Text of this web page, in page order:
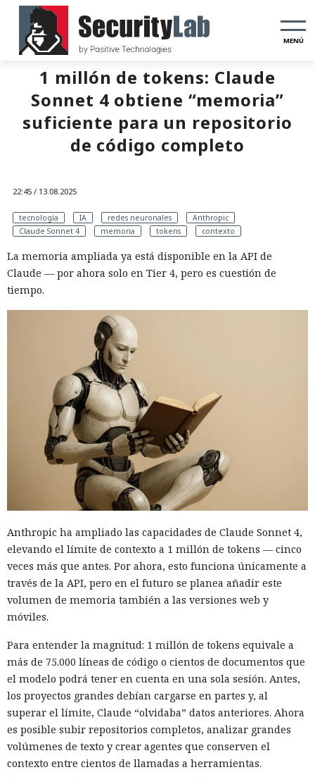
MENÚ
1 millón de tokens: Claude
Sonnet 4 obtiene “memoria”
suficiente para un repositorio
de código completo
22:45 / 13.08.2025
tecnología IA redes neuronales
Anthropic
Claude Sonnet 4
memoria tokens contexto
La memoria ampliada ya está disponible en la API de
Claude — por ahora solo en Tier 4, pero es cuestión de
tiempo.
Anthropic ha ampliado las capacidades de Claude Sonnet 4,
elevando el límite de contexto a 1 millón de tokens — cinco
veces más que antes. Por ahora, esto funciona únicamente a
través de la API, pero en el futuro se planea añadir este
volumen de memoria también a las versiones web y
móviles.
Para entender la magnitud: 1 millón de tokens equivale a
más de 75.000 líneas de código o cientos de documentos que
el modelo podrá tener en cuenta en una sola sesión. Antes,
los proyectos grandes debían cargarse en partes y, al
superar el límite, Claude “olvidaba” datos anteriores. Ahora
es posible subir repositorios completos, analizar grandes
volúmenes de texto y crear agentes que conserven el
contexto entre cientos de llamadas a herramientas.